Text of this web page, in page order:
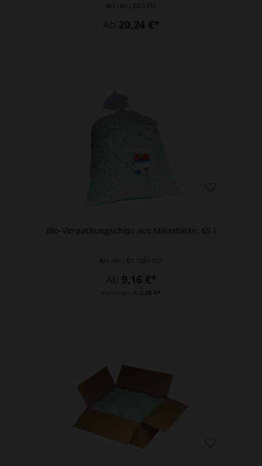
Art.-Nr.: BX.1435
Ab 20,24 €*
Bio-Verpackungschips aus Maisstärke, 65 l
Art.-Nr.: BX.1583-002
Ab 9,16 €*
2,88 €*